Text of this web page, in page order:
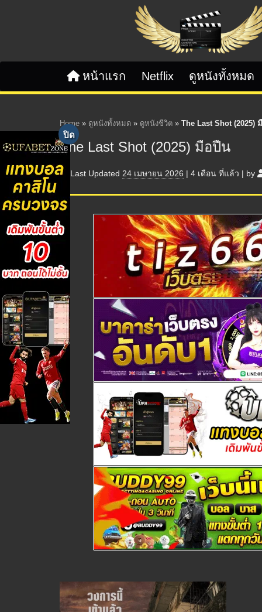
หน้าแรก Netflix ดูหนังทั้งหมด
Home » ดูหนังทั้งหมด » ดูหนังชีวิต » The Last Shot (2025)
The Last Shot (2025) มือปืน
Last Updated 24 เมษายน 2026 | 4 เดือน ที่แล้ว | by